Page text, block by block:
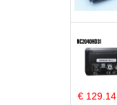
€ 129.14